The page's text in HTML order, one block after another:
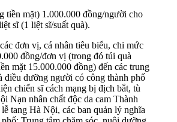
tiền mặt) 1.000.000 đồng/người cho
sĩ (1 liệt sĩ/suất quà).
đơn vị, cá nhân tiêu biểu, chi mức
đồng/đơn vị (trong đó túi quà
mặt 15.000.000 đồng) đến các trung
điều dưỡng người có công thành phố
chiến sĩ cách mạng bị địch bắt, tù
Nạn nhân chất độc da cam Thành
tang Hà Nội, các ban quản lý nghĩa